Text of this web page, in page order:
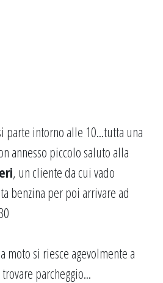
parte intorno alle 10...tutta una
annesso piccolo saluto alla
, un cliente da cui vado
benzina per poi arrivare ad
moto si riesce agevolmente a
parcheggio...